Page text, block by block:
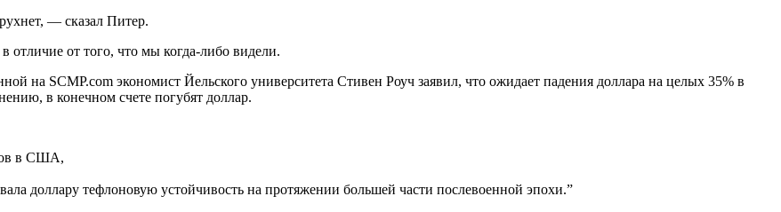
— сказал Питер.
отличие от того, что мы когда-либо видели.
на SCMP.com экономист Йельского университета Стивен Роуч заявил, что ожидает падения доллара на целых 35% в
в конечном счете погубят доллар.
в США,
доллару тефлоновую устойчивость на протяжении большей части послевоенной эпохи.”